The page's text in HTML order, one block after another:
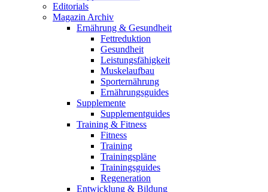
Editorials
Magazin Archiv
Ernährung & Gesundheit
Fettreduktion
Gesundheit
Leistungsfähigkeit
Muskelaufbau
Sporternährung
Ernährungsguides
Supplemente
Supplementguides
Training & Fitness
Fitness
Training
Trainingspläne
Trainingsguides
Regeneration
Entwicklung & Bildung